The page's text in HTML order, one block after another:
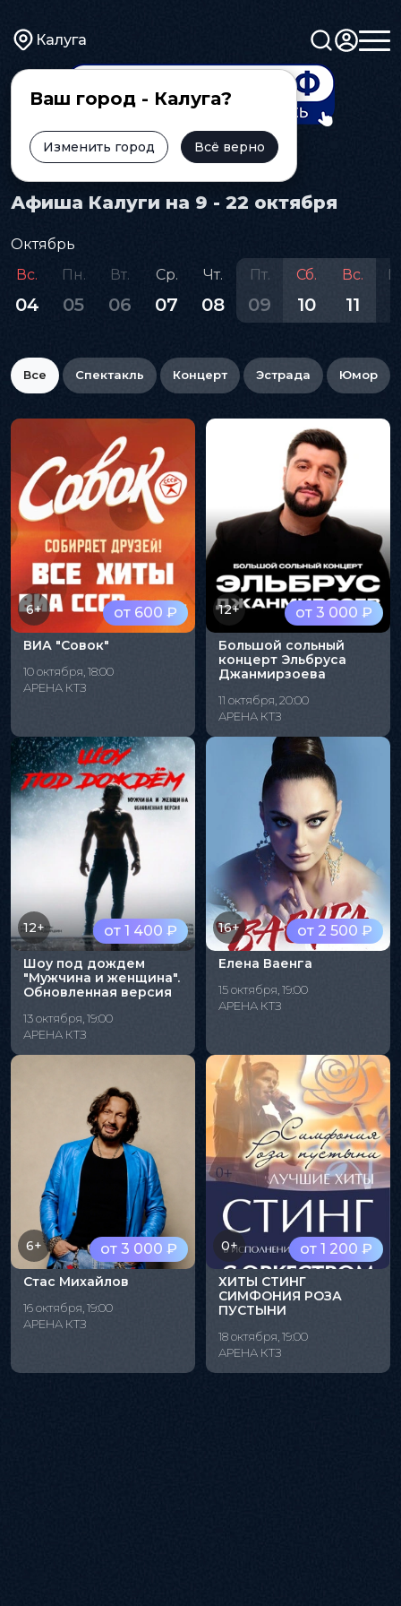
Калуга
Ваш город - Калуга?
Изменить город Всё верно
Главная Афиша
Афиша Калуги на 9 - 22 октября
Октябрь
Вс.
04
Пн.
05
Вт.
06
Ср.
07
Чт.
08
Пт.
09
Сб.
10
Вс.
11
Все Спектакль Концерт Эстрада Юмор
от 600 ₽
6+
ВИА "Совок"
10 октября, 18:00
АРЕНА КТЗ
от 3 000 ₽
12+
Большой сольный
концерт Эльбруса
Джанмирзоева
11 октября, 20:00
АРЕНА КТЗ
от 1 400 ₽
12+
Шоу под дождем
"Мужчина и женщина".
Обновленная версия
13 октября, 19:00
АРЕНА КТЗ
от 2 500 ₽
16+
Елена Ваенга
15 октября, 19:00
АРЕНА КТЗ
от 3 000 ₽
6+
Стас Михайлов
16 октября, 19:00
АРЕНА КТЗ
от 1 200 ₽
0+
ХИТЫ СТИНГ
СИМФОНИЯ РОЗА
ПУСТЫНИ
18 октября, 19:00
АРЕНА КТЗ